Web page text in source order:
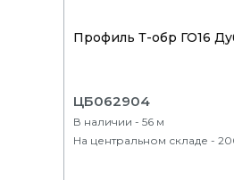
Профиль Т-обр ГО16
ЦБ062904
В наличии - 56 м
На центральном складе -